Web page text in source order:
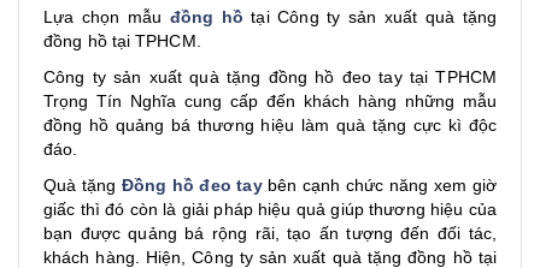
Lựa chọn mẫu đồng hồ tại Công ty sản xuất quà tặng
đồng hồ tại TPHCM.
Công ty sản xuất quà tặng đồng hồ đeo tay tại TPHCM
Trọng Tín Nghĩa cung cấp đến khách hàng những mẫu
đồng hồ quảng bá thương hiệu làm quà tặng cực kì độc
đáo.
Quà tặng Đồng hồ đeo taybên cạnh chức năng xem giờ
giấc thì đó còn là giải pháp hiệu quả giúp thương hiệu của
bạn được quảng bá rộng rãi, tạo ấn tượng đến đối tác,
khách hàng. Hiện, Công ty sản xuất quà tặng đồng hồ tại